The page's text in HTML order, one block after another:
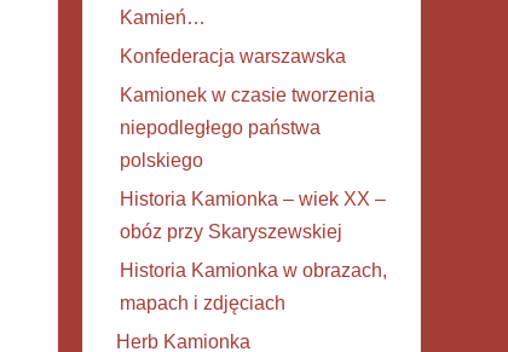
Kamień…
Konfederacja warszawska
Kamionek w czasie tworzenia
niepodległego państwa
polskiego
Historia Kamionka – wiek XX –
obóz przy Skaryszewskiej
Historia Kamionka w obrazach,
mapach i zdjęciach
Herb Kamionka